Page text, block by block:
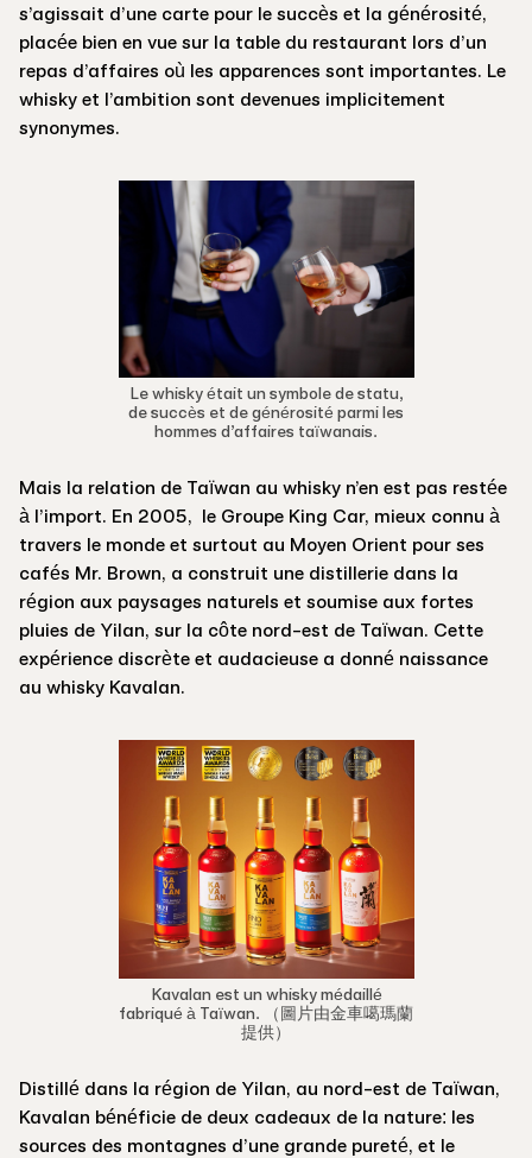
s’agissait d’une carte pour le succès et la générosité,
placée bien en vue sur la table du restaurant lors d’un
repas d’affaires où les apparences sont importantes. Le
whisky et l’ambition sont devenues implicitement
synonymes.
Le whisky était un symbole de statu,
de succès et de générosité parmi les
hommes d’affaires taïwanais.
Mais la relation de Taïwan au whisky n’en est pas restée
à l’import. En 2005, le Groupe King Car, mieux connu à
travers le monde et surtout au Moyen Orient pour ses
cafés Mr. Brown, a construit une distillerie dans la
région aux paysages naturels et soumise aux fortes
pluies de Yilan, sur la côte nord-est de Taïwan. Cette
expérience discrète et audacieuse a donné naissance
au whisky Kavalan.
Kavalan est un whisky médaillé
fabriqué à Taïwan. （圖片由金車噶瑪蘭
提供）
Distillé dans la région de Yilan, au nord-est de Taïwan,
Kavalan bénéficie de deux cadeaux de la nature: les
sources des montagnes d’une grande pureté, et le